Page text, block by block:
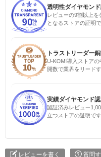
透明性ダイヤモン
レビューの9割以上
となるストアの証明で
トラストリーダー
U-KOMI導入ストア
開数で業界をリード
実績ダイヤモンド
認証済みレビュー
立つストアの証明です
レビューを書く 質問